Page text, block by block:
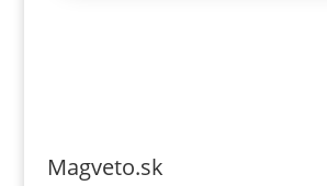
Magveto.sk